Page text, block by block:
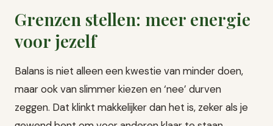
Grenzen stellen: meer energie
voor jezelf
Balans is niet alleen een kwestie van minder doen,
maar ook van slimmer kiezen en ‘nee’ durven
zeggen. Dat klinkt makkelijker dan het is, zeker als je